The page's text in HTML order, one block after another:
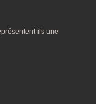
ils une